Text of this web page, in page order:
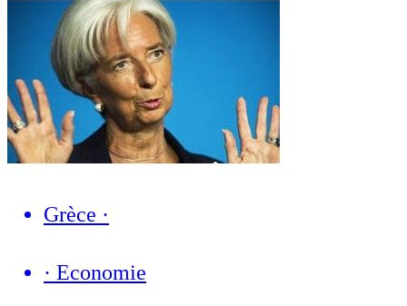
Grèce ·
· Economie